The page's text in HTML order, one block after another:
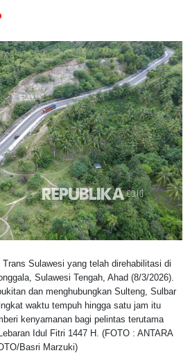
Sulawesi yang telah direhabilitasi di
Sulawesi Tengah, Ahad (8/3/2026).
dan menghubungkan Sulteng, Sulbar
waktu tempuh hingga satu jam itu
kenyamanan bagi pelintas terutama
Idul Fitri 1447 H. (FOTO : ANTARA
Basri Marzuki)